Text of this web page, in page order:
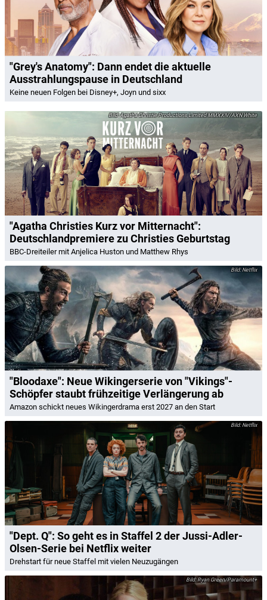
"Grey's Anatomy": Dann endet die aktuelle
Ausstrahlungspause in Deutschland
Keine neuen Folgen bei Disney+, Joyn und sixx
Agatha Christie Productions Limited MMXXIV/AXN White
"Agatha Christies Kurz vor Mitternacht":
Deutschlandpremiere zu Christies Geburtstag
BBC-Dreiteiler mit Anjelica Huston und Matthew Rhys
Netflix
"Bloodaxe": Neue Wikingerserie von "Vikings"-
Schöpfer staubt frühzeitige Verlängerung ab
Amazon schickt neues Wikingerdrama erst 2027 an den Start
Netflix
"Dept. Q": So geht es in Staffel 2 der Jussi-Adler-
Olsen-Serie bei Netflix weiter
Drehstart für neue Staffel mit vielen Neuzugängen
Ryan Green/Paramount+